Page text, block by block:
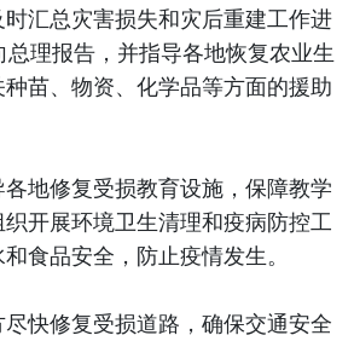
汇总灾害损失和灾后重建工作进
总理报告，并指导各地恢复农业生
苗、物资、化学品等方面的援助
地修复受损教育设施，保障教学
开展环境卫生清理和疫病防控工
食品安全，防止疫情发生。
快修复受损道路，确保交通安全